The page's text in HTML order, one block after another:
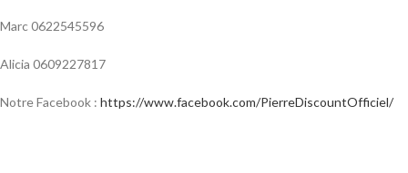
Marc 0622545596
Alicia 0609227817
Notre Facebook : https://www.facebook.com/PierreDiscountOfficiel/